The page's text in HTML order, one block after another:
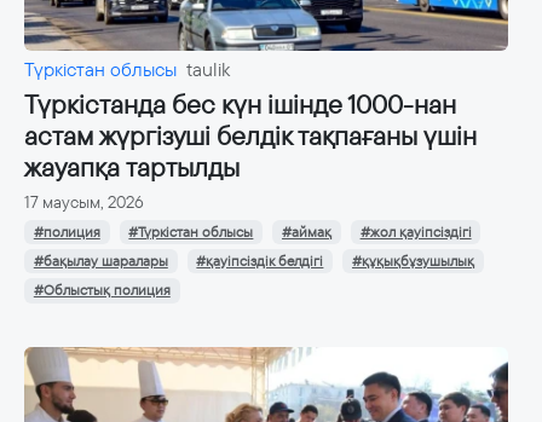
Түркістан облысы taulik
Түркістанда бес күн ішінде 1000-нан
астам жүргізуші белдік тақпағаны үшін
жауапқа тартылды
17 маусым, 2026
#полиция #Түркістан облысы #аймақ
#жол қауіпсіздігі
#бақылау шаралары
#қауіпсіздік белдігі
#құқықбұзушылық
#Облыстық полиция